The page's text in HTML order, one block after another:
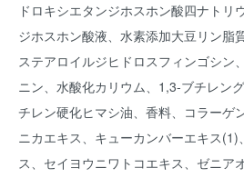
ドロキシエタンジホスホン酸四ナトリ
ジホスホン酸液、水素添加大豆リン脂
ステアロイルジヒドロスフィンゴシン
ニン、水酸化カリウム、1,3-ブチレン
チレン硬化ヒマシ油、香料、コラーゲ
ニカエキス、キューカンバーエキス(1)
ス、セイヨウニワトコエキス、ゼニア